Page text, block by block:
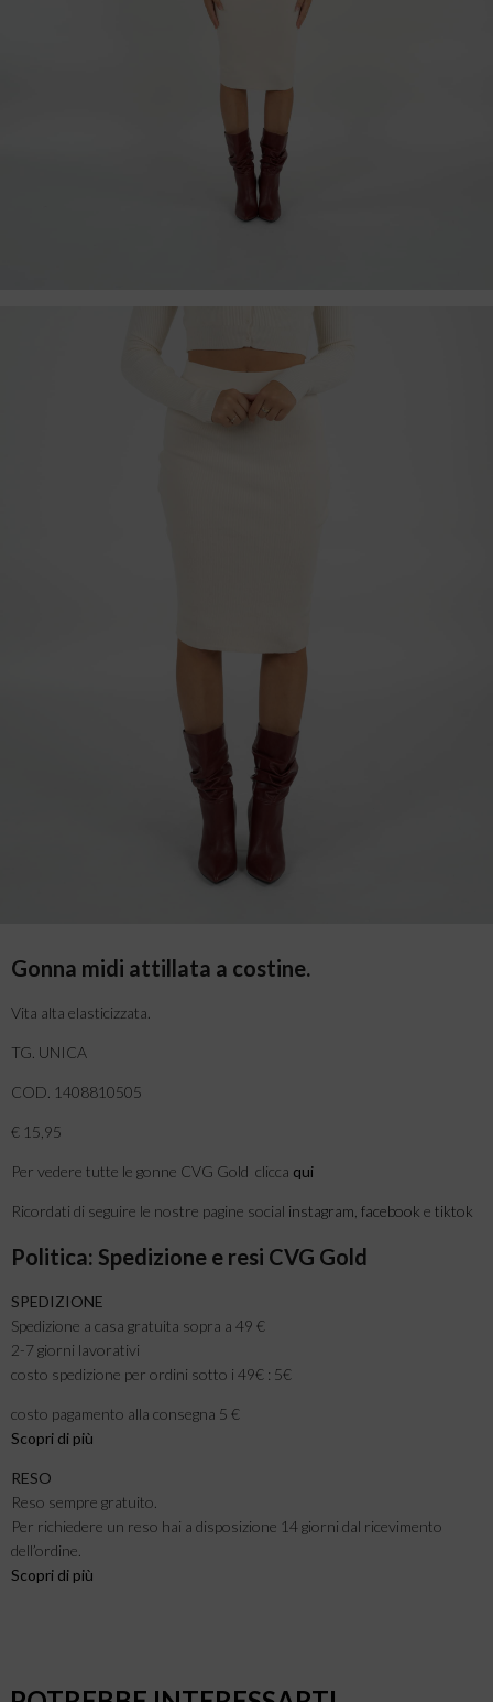
Gonna midi attillata a costine.
Vita alta elasticizzata.
TG. UNICA
COD. 1408810505
€ 15,95
Per vedere tutte le gonne CVG Gold clicca qui
Ricordati di seguire le nostre pagine social instagram facebook e tiktok
Politica: Spedizione e resi CVG Gold
SPEDIZIONE
Spedizione a casa gratuita sopra a 49 €
2-7 giorni lavorativi
costo spedizione per ordini sotto i 49€ : 5€
costo pagamento alla consegna 5 €
Scopri di più
RESO
Reso sempre gratuito.
Per richiedere un reso hai a disposizione 14 giorni dal ricevimento
dell’ordine.
Scopri di più